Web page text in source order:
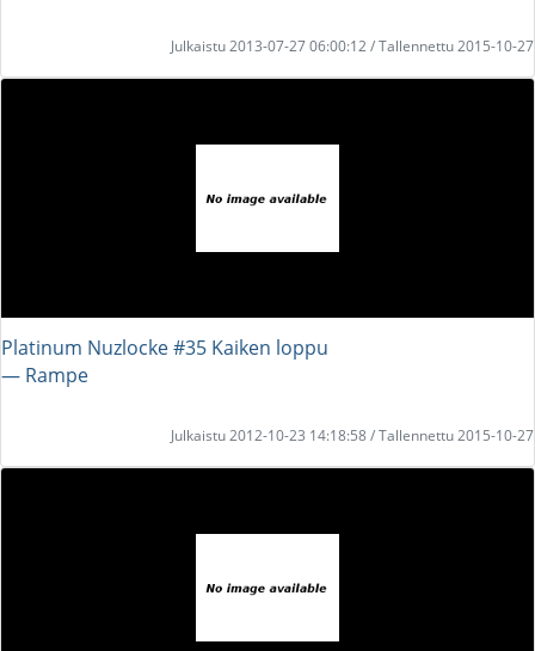
Julkaistu 2013-07-27 06:00:12 / Tallennettu 2015-10-27
Platinum Nuzlocke #35 Kaiken loppu
― Rampe
Julkaistu 2012-10-23 14:18:58 / Tallennettu 2015-10-27